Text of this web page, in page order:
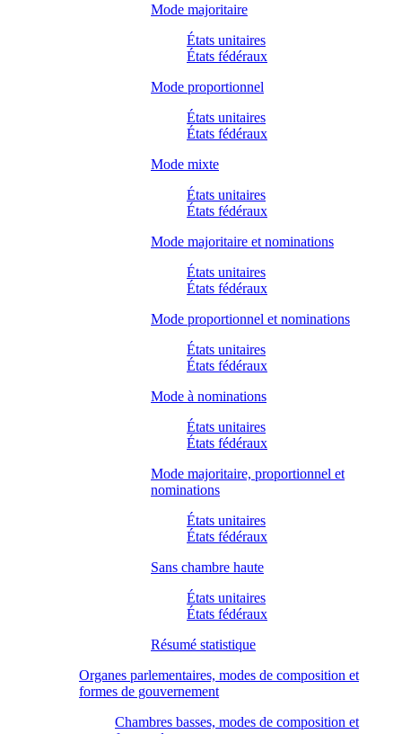
Mode majoritaire
États unitaires
États fédéraux
Mode proportionnel
États unitaires
États fédéraux
Mode mixte
États unitaires
États fédéraux
Mode majoritaire et nominations
États unitaires
États fédéraux
Mode proportionnel et nominations
États unitaires
États fédéraux
Mode à nominations
États unitaires
États fédéraux
Mode majoritaire, proportionnel et
nominations
États unitaires
États fédéraux
Sans chambre haute
États unitaires
États fédéraux
Résumé statistique
Organes parlementaires, modes de composition et
formes de gouvernement
Chambres basses, modes de composition et